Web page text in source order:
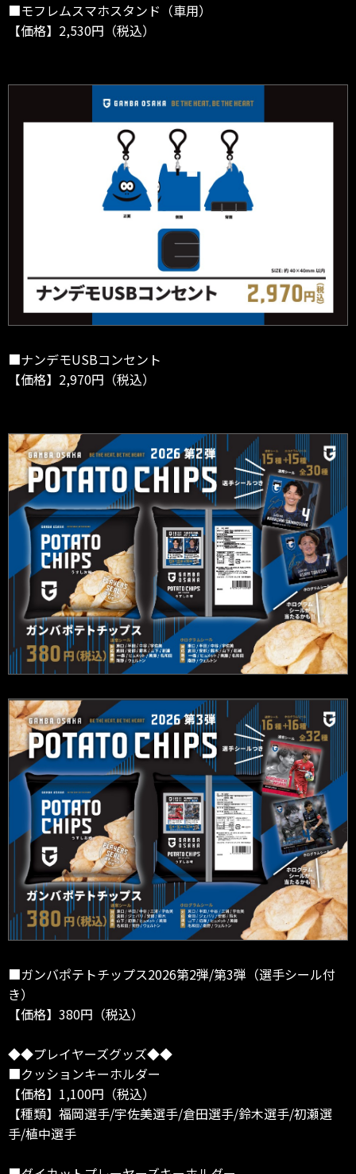
■モフレムスマホスタンド（車用）
【価格】2,530円（税込）
■ナンデモUSBコンセント
【価格】2,970円（税込）
■ガンバポテトチップス2026第2弾/第3弾（選手シール付
き）
【価格】380円（税込）
◆◆プレイヤーズグッズ◆◆
■クッションキーホルダー
【価格】1,100円（税込）
【種類】福岡選手/宇佐美選手/倉田選手/鈴木選手/初瀬選
手/植中選手